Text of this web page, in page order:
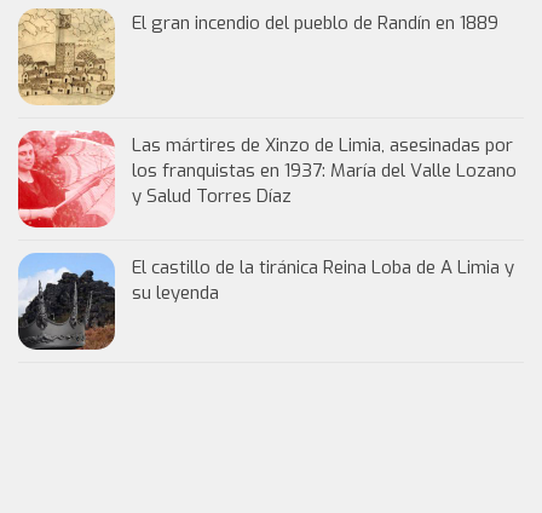
El gran incendio del pueblo de Randín en 1889
Las mártires de Xinzo de Limia, asesinadas por
los franquistas en 1937: María del Valle Lozano
y Salud Torres Díaz
El castillo de la tiránica Reina Loba de A Limia y
su leyenda